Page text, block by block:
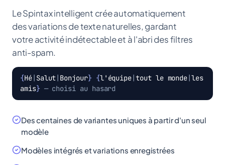
Le Spintax intelligent crée automatiquement
des variations de texte naturelles, gardant
votre activité indétectable et à l'abri des filtres
anti-spam.
{Hé| Salut | Bonjour} {l'équipe |tout le monde |les
amis}— choisi au hasard
Des centaines de variantes uniques à partir d'un seul
modèle
Modèles intégrés et variations enregistrées